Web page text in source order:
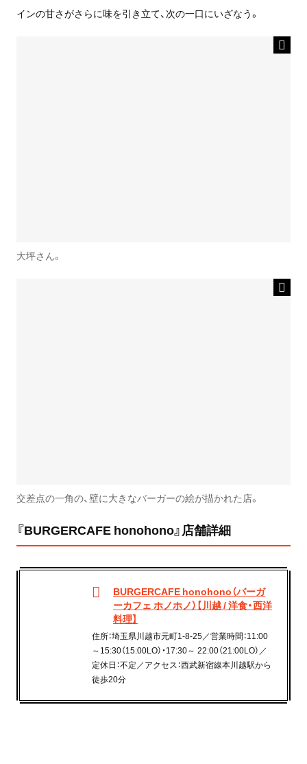
インの甘さがさらに味を引き立て、次の一口にいざなう。
大坪さん。
交差点の一角の、壁に大きなバーガーの絵が描かれた店。
『BURGERCAFE honohono』店舗詳細
BURGERCAFE honohono（バーガ
ーカフェ ホノホノ）【川越 / 洋食・西洋
料理】
住所：埼玉県川越市元町1-8-25／営業時間：11:00
～15:30（15:00LO）・17:30～ 22:00（21:00LO）／
定休日：不定／アクセス：西武新宿線本川越駅から
徒歩20分